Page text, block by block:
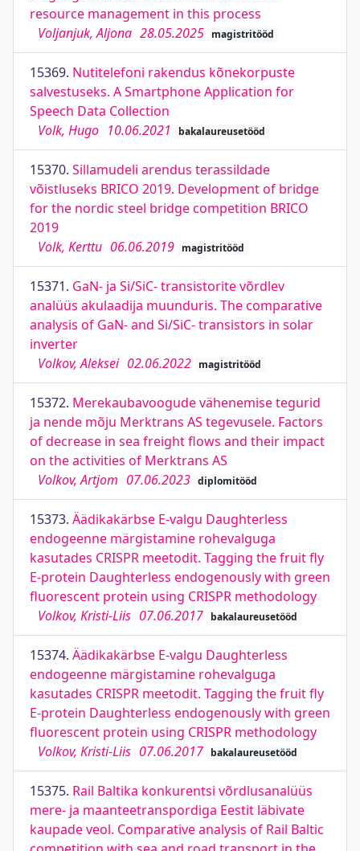
resource management in this process
Voljanjuk, Aljona 28.05.2025 magistritööd
15369. Nutitelefoni rakendus kõnekorpuste
salvestuseks. A Smartphone Application for
Speech Data Collection
Volk, Hugo 10.06.2021 bakalaureusetööd
15370. Sillamudeli arendus terassildade
võistluseks BRICO 2019. Development of bridge
for the nordic steel bridge competition BRICO
2019
Volk, Kerttu 06.06.2019 magistritööd
15371. GaN- ja Si/SiC- transistorite võrdlev
analüüs akulaadija muunduris. The comparative
analysis of GaN- and Si/SiC- transistors in solar
inverter
Volkov, Aleksei 02.06.2022 magistritööd
15372. Merekaubavoogude vähenemise tegurid
ja nende mõju Merktrans AS tegevusele. Factors
of decrease in sea freight flows and their impact
on the activities of Merktrans AS
Volkov, Artjom 07.06.2023 diplomitööd
15373. Äädikakärbse E-valgu Daughterless
endogeenne märgistamine rohevalguga
kasutades CRISPR meetodit. Tagging the fruit fly
E-protein Daughterless endogenously with green
fluorescent protein using CRISPR methodology
Volkov, Kristi-Liis 07.06.2017 bakalaureusetööd
15374. Äädikakärbse E-valgu Daughterless
endogeenne märgistamine rohevalguga
kasutades CRISPR meetodit. Tagging the fruit fly
E-protein Daughterless endogenously with green
fluorescent protein using CRISPR methodology
Volkov, Kristi-Liis 07.06.2017 bakalaureusetööd
15375. Rail Baltika konkurentsi võrdlusanalüüs
mere- ja maanteetranspordiga Eestit läbivate
kaupade veol. Comparative analysis of Rail Baltic